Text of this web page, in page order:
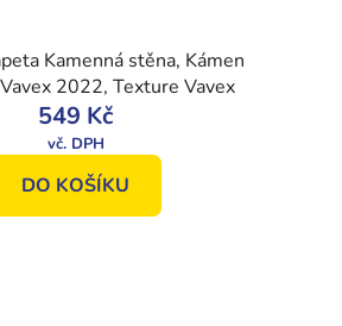
Kamenná stěna, Kámen
2022, Texture Vavex
549 Kč
DO KOŠÍKU